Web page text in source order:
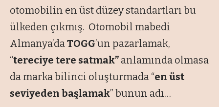
otomobilin en üst düzey standartları bu
ülkeden çıkmış. Otomobil mabedi
Almanya’da TOGG’un pazarlamak,
“tereciye tere satmak” anlamında olmasa
da marka bilinci oluşturmada “en üst
seviyeden başlamak” bunun adı…